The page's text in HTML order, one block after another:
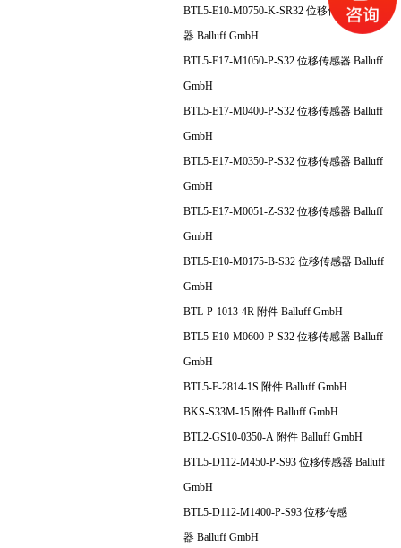
BTL5-E10-M0750-K-SR32 位移传感
器 Balluff GmbH
BTL5-E17-M1050-P-S32 位移传感器 Balluff
GmbH
BTL5-E17-M0400-P-S32 位移传感器 Balluff
GmbH
BTL5-E17-M0350-P-S32 位移传感器 Balluff
GmbH
BTL5-E17-M0051-Z-S32 位移传感器 Balluff
GmbH
BTL5-E10-M0175-B-S32 位移传感器 Balluff
GmbH
BTL-P-1013-4R 附件 Balluff GmbH
BTL5-E10-M0600-P-S32 位移传感器 Balluff
GmbH
BTL5-F-2814-1S 附件 Balluff GmbH
BKS-S33M-15 附件 Balluff GmbH
BTL2-GS10-0350-A 附件 Balluff GmbH
BTL5-D112-M450-P-S93 位移传感器 Balluff
GmbH
BTL5-D112-M1400-P-S93 位移传感
器 Balluff GmbH